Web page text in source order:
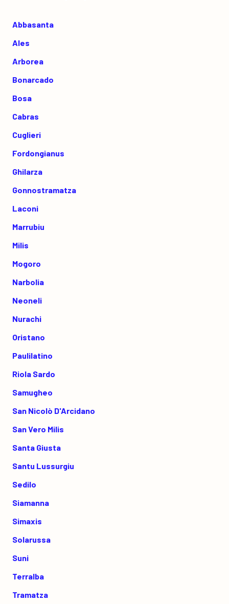
Abbasanta
Ales
Arborea
Bonarcado
Bosa
Cabras
Cuglieri
Fordongianus
Ghilarza
Gonnostramatza
Laconi
Marrubiu
Milis
Mogoro
Narbolia
Neoneli
Nurachi
Oristano
Paulilatino
Riola Sardo
Samugheo
San Nicolò D'Arcidano
San Vero Milis
Santa Giusta
Santu Lussurgiu
Sedilo
Siamanna
Simaxis
Solarussa
Suni
Terralba
Tramatza